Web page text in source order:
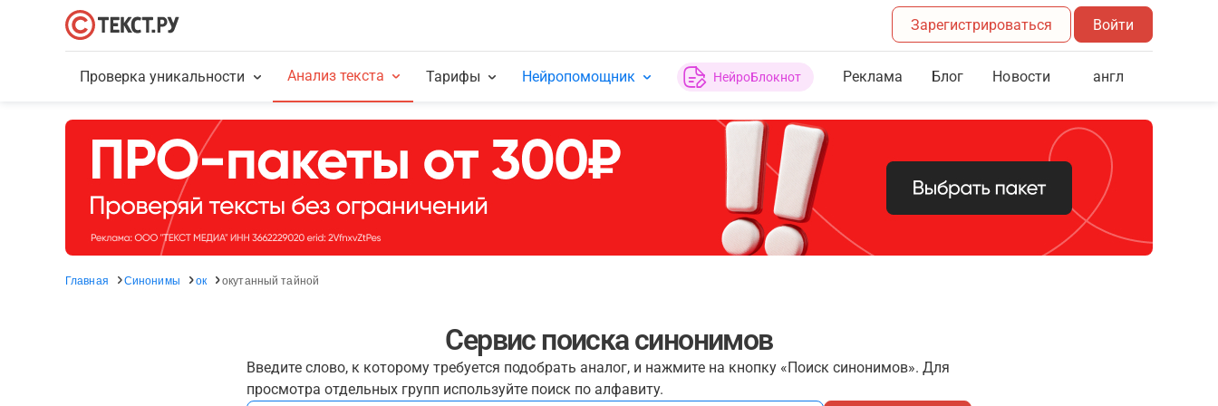
Зарегистрироваться Войти
Проверка уникальности Анализ текста Тарифы Нейропомощник НейроБлокнот Реклама Блог Новости англ
Главная Синонимы ок окутанный тайной
Сервис поиска синонимов
Введите слово, к которому требуется подобрать аналог, и нажмите на кнопку «Поиск синонимов». Для
просмотра отдельных групп используйте поиск по алфавиту.